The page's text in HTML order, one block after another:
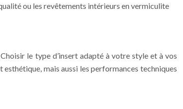
ou les revêtements intérieurs en vermiculite
le type d’insert adapté à votre style et à vos
mais aussi les performances techniques